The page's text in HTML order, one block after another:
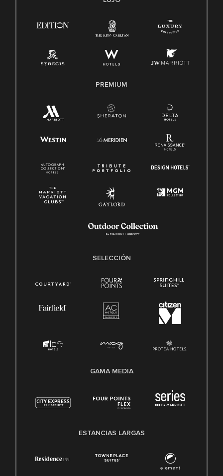
Ley de licencia familiar y médica (FMLA)
PREMIUM
SELECCIÓN
GAMA MEDIA
ESTANCIAS LARGAS